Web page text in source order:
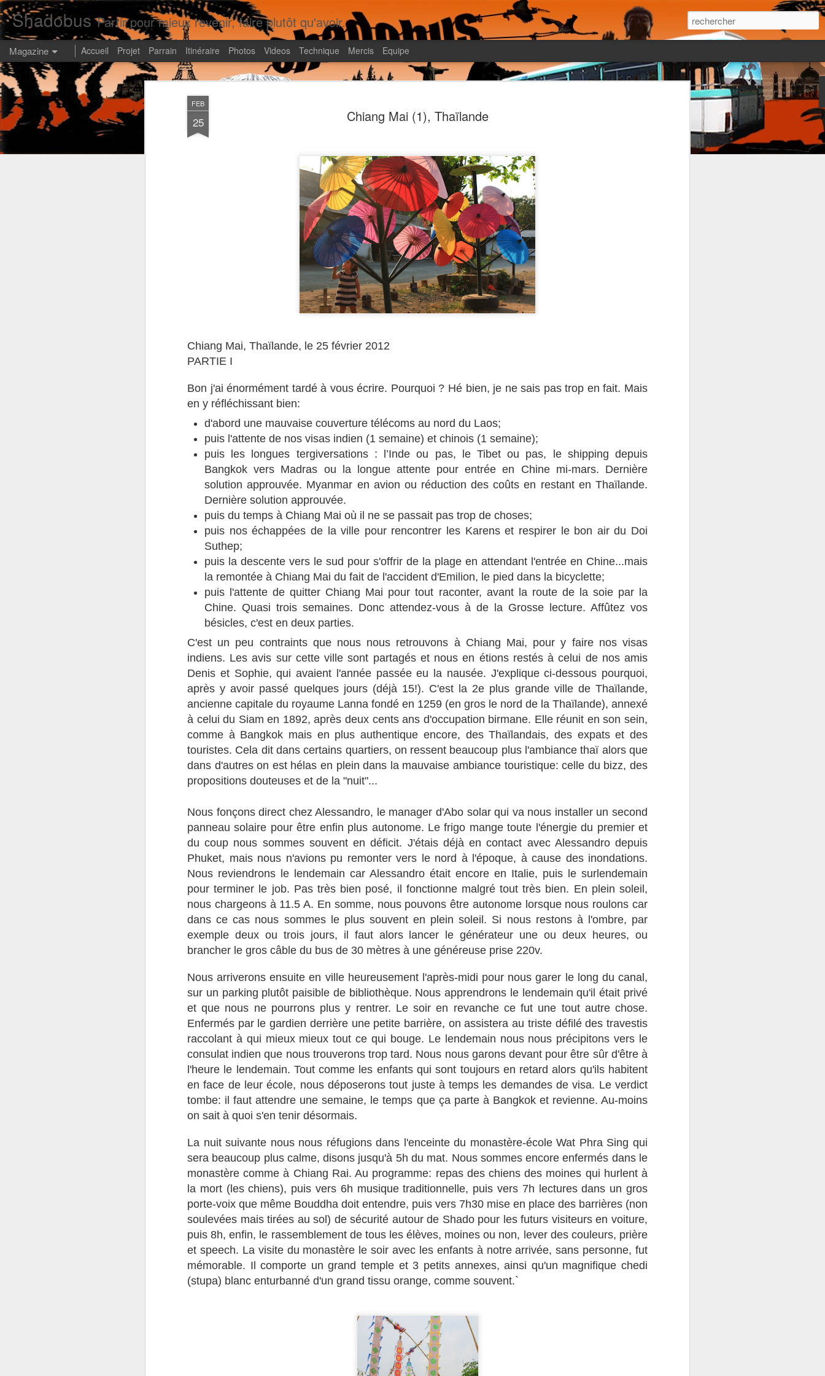
FEB
25 Chiang Mai (1), Thaïlande
Chiang Mai, Thaïlande, le 25 février 2012
PARTIE I
Bon j'ai énormément tardé à vous écrire. Pourquoi ? Hé bien, je ne sais pas trop en fait. Mais
en y réfléchissant bien:
d'abord une mauvaise couverture télécoms au nord du Laos;
puis l'attente de nos visas indien (1 semaine) et chinois (1 semaine);
puis les longues tergiversations : l’Inde ou pas, le Tibet ou pas, le shipping depuis
Bangkok vers Madras ou la longue attente pour entrée en Chine mi-mars. Dernière
solution approuvée. Myanmar en avion ou réduction des coûts en restant en Thaïlande.
Dernière solution approuvée.
puis du temps à Chiang Mai où il ne se passait pas trop de choses;
puis nos échappées de la ville pour rencontrer les Karens et respirer le bon air du Doi
Suthep;
puis la descente vers le sud pour s'offrir de la plage en attendant l'entrée en Chine...mais
la remontée à Chiang Mai du fait de l'accident d'Emilion, le pied dans la bicyclette;
puis l'attente de quitter Chiang Mai pour tout raconter, avant la route de la soie par la
Chine. Quasi trois semaines. Donc attendez-vous à de la Grosse lecture. Affûtez vos
bésicles, c'est en deux parties.
C'est un peu contraints que nous nous retrouvons à Chiang Mai, pour y faire nos visas
indiens. Les avis sur cette ville sont partagés et nous en étions restés à celui de nos amis
Denis et Sophie, qui avaient l'année passée eu la nausée. J'explique ci-dessous pourquoi,
après y avoir passé quelques jours (déjà 15!). C'est la 2e plus grande ville de Thaïlande,
ancienne capitale du royaume Lanna fondé en 1259 (en gros le nord de la Thaïlande), annexé
à celui du Siam en 1892, après deux cents ans d'occupation birmane. Elle réunit en son sein,
comme à Bangkok mais en plus authentique encore, des Thaïlandais, des expats et des
touristes. Cela dit dans certains quartiers, on ressent beaucoup plus l'ambiance thaï alors que
dans d'autres on est hélas en plein dans la mauvaise ambiance touristique: celle du bizz, des
propositions douteuses et de la "nuit"...
Nous fonçons direct chez Alessandro, le manager d'Abo solar qui va nous installer un second
panneau solaire pour être enfin plus autonome. Le frigo mange toute l'énergie du premier et
du coup nous sommes souvent en déficit. J'étais déjà en contact avec Alessandro depuis
Phuket, mais nous n'avions pu remonter vers le nord à l'époque, à cause des inondations.
Nous reviendrons le lendemain car Alessandro était encore en Italie, puis le surlendemain
pour terminer le job. Pas très bien posé, il fonctionne malgré tout très bien. En plein soleil,
nous chargeons à 11.5 A. En somme, nous pouvons être autonome lorsque nous roulons car
dans ce cas nous sommes le plus souvent en plein soleil. Si nous restons à l'ombre, par
exemple deux ou trois jours, il faut alors lancer le générateur une ou deux heures, ou
brancher le gros câble du bus de 30 mètres à une généreuse prise 220v.
Nous arriverons ensuite en ville heureusement l'après-midi pour nous garer le long du canal,
sur un parking plutôt paisible de bibliothèque. Nous apprendrons le lendemain qu'il était privé
et que nous ne pourrons plus y rentrer. Le soir en revanche ce fut une tout autre chose.
Enfermés par le gardien derrière une petite barrière, on assistera au triste défilé des travestis
raccolant à qui mieux mieux tout ce qui bouge. Le lendemain nous nous précipitons vers le
consulat indien que nous trouverons trop tard. Nous nous garons devant pour être sûr d'être à
l'heure le lendemain. Tout comme les enfants qui sont toujours en retard alors qu'ils habitent
en face de leur école, nous déposerons tout juste à temps les demandes de visa. Le verdict
tombe: il faut attendre une semaine, le temps que ça parte à Bangkok et revienne. Au-moins
on sait à quoi s'en tenir désormais.
La nuit suivante nous nous réfugions dans l'enceinte du monastère-école Wat Phra Sing qui
sera beaucoup plus calme, disons jusqu'à 5h du mat. Nous sommes encore enfermés dans le
monastère comme à Chiang Rai. Au programme: repas des chiens des moines qui hurlent à
la mort (les chiens), puis vers 6h musique traditionnelle, puis vers 7h lectures dans un gros
porte-voix que même Bouddha doit entendre, puis vers 7h30 mise en place des barrières (non
soulevées mais tirées au sol) de sécurité autour de Shado pour les futurs visiteurs en voiture,
puis 8h, enfin, le rassemblement de tous les élèves, moines ou non, lever des couleurs, prière
et speech. La visite du monastère le soir avec les enfants à notre arrivée, sans personne, fut
mémorable. Il comporte un grand temple et 3 petits annexes, ainsi qu'un magnifique chedi
(stupa) blanc enturbanné d'un grand tissu orange, comme souvent.`
Shadobus Partir pour mieux revenir, faire plutôt qu'avoir.
Magazine Accueil Projet Parrain Itinéraire Photos Videos Technique Mercis Equipe
20
Il faura fallu dix ans pour produire un livre qui était pourtant
qu'on pourrait en faire...
Shado redémarre
Ce petit message pour
annoncer que Shado a
trouvé un nouveau propriétaire, qui
a de beaux projets pour faire
reprendre la route à notre bon
vieux bus !! Il a quitté Paris pour
la Bretagne où il sera un peu
réaménagé pour passer l'hiver,
puis préparé pour une expédition
C'est non sans un vague à l'âme
que nous avons abandonné les
clefs de notre compagnon de
FEB
3
Bonne année 2013
A tous une merveilleuse
année 2013. Une image
vaut mille mots (en l'occurence
6000), alors je vous laisse plonger
dans le best of de nos photos de
l'année passée sur les routes
d'Eurasie, savamment orchestré
par mon fidèle beau-frère.
MERCIIIIII.
Pour info, Shadobus est toujours
en vente, sagement stationné
dans un garage parisien, attendant
ses nouveaux heureux proprios.
JUL
30
Shado à la maison !!
Chers amis et fidèles
lecteurs du Shadoblog,
Nous voilà enfin de retour en
(24 juillet), via Venizia, Milano,
Genova, Nice, Sète, Padirac-
Rocamadour.
Nous avons enfin retrouvé notre
chère famille (la moitié, bientôt
l'autre) et notre cher pays. Nous
sommes actuellement en Périgord
pour encore une bonne semaine,
puis nous irons en Auvergne, puis
un passage à Paris fin août...
JUL
30
Turquie sud-ouest
Après Konya, nous aurons
le bonheur de nous laisser
descendre vers la mer, Antalya.
Après bien des discussions et
décidé d’aller vers la côte et
braver la meute touristique. Il y
aura bien un petit coin de paradis
où poser Shado ? Mais la route ne
se laissera pas faire et la boîte
chauffera beaucoup. Nous
perdrons la quatrième et même le
troisième.
JUL
30
Turquie centre
Après une bonne nuit récupératrice, les enfants joueront presque
toute la journée au bord de l’eau fraîche. La température est
douce, ce qui rend le bain un peu plus difficile. Les parents resteront
sagement sur la touche. En fin d’après-midi, le gars du camping nous
monte au Nemrut dans sa Kangoo à touristes, après une âpre
négociation (80 lires tout de même pour grimper sur 20km).
21
Turquie est
Vendredi 29 juin, entrée en Turquie: une heure, après paiement de
l'assurance du bus (100$). Les policiers tout sourire, parlant bien
anglais, et le personnel des douanes aidant. Nous nous sentons
soudain plus légers, laissant derrière nous les problèmes de douane, les
visas, les interdictions, les longueurs, les intimidations, les
incompréhensions, les bakchichs, etc.
JUL
3
Iran, en deux coups de vent
notre voyage, dépassant même l'Ouzbékistan. Je vous la
résumerai comme suit: Isabelle commencera par enfiler le voile redouté,
perçu comme une contrainte morale, et physique vue la chaleur intense
de la saison. Le médecin-chef commencera par nous imposer l'ingestion
par nos enfants d'un vaccin anti-polio, malgré nos protestations.
JUL
3
Turkmenistan, coup de vent
Une heure trente depuis Bukhara en Ouzbékistan, pour rejoindre
la frontière. Comme prévu, celle ouzbèque, même pour sortir,
expiré il y a trois jours. Longues discussions et montées en grade
jusqu’au grand chef, que je ne verrai pas, un peu comme Charlie dans
« Drôle de dames ». Un des jeunes officiers parle français et se propose
de m’assister, tout sourire.
JUN
21
Bukhara, le charme d'antan
Nous prenons la route vers Boukhara à 5h30 grâce à une nuit très
mouvementée entre les réveils très matinaux d'Amycie, un
cauchemar d'Emilion et de violents problèmes gastriques de Louis-
Malo. Au lieu de se recoucher, nous décidons de partir. La route sera
particulèrement mauvaise, extrêmement chaude à travers une plaine
Chakhrisabz, département de la Dordogne